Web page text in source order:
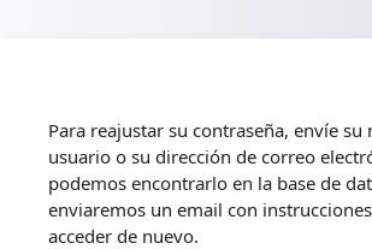
Para reajustar su contraseña, envíe su
usuario o su dirección de correo
podemos encontrarlo en la base de
enviaremos un email con
acceder de nuevo.